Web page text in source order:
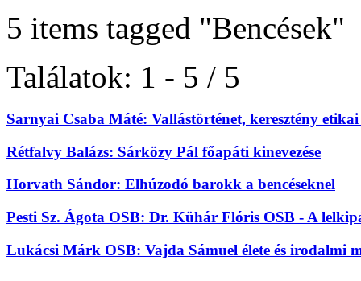
5 items tagged "Bencések"
Találatok: 1 - 5 / 5
Sarnyai Csaba Máté: Vallástörténet, keresztény
Rétfalvy Balázs: Sárközy Pál főapáti kinevezése
Horvath Sándor: Elhúzodó barokk a bencéseknel
Pesti Sz. Ágota OSB: Dr. Kühár Flóris OSB - A
Lukácsi Márk OSB: Vajda Sámuel élete és irodalmi